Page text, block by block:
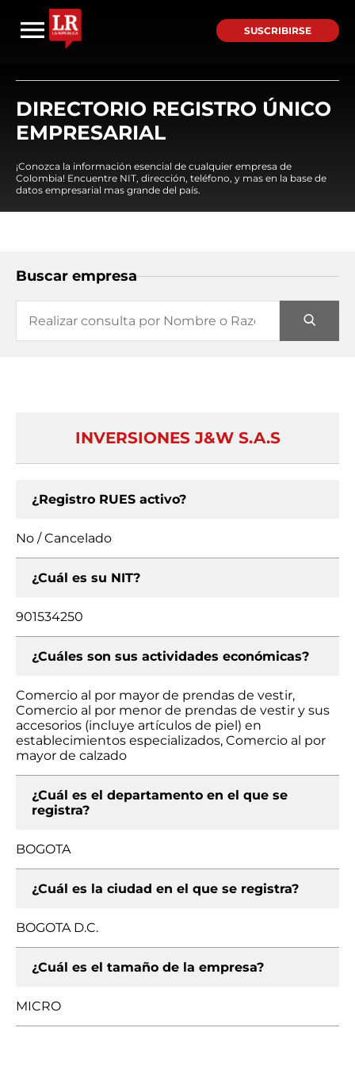
SUSCRIBIRSE
DIRECTORIO REGISTRO ÚNICO
EMPRESARIAL
¡Conozca la información esencial de cualquier empresa de
Colombia! Encuentre NIT, dirección, teléfono, y mas en la base de
datos empresarial mas grande del país.
Buscar empresa
INVERSIONES J&W S.A.S
¿Registro RUES activo?
No / Cancelado
¿Cuál es su NIT?
901534250
¿Cuáles son sus actividades económicas?
Comercio al por mayor de prendas de vestir,
Comercio al por menor de prendas de vestir y sus
accesorios (incluye artículos de piel) en
establecimientos especializados, Comercio al por
mayor de calzado
¿Cuál es el departamento en el que se
registra?
BOGOTA
¿Cuál es la ciudad en el que se registra?
BOGOTA D.C.
¿Cuál es el tamaño de la empresa?
MICRO